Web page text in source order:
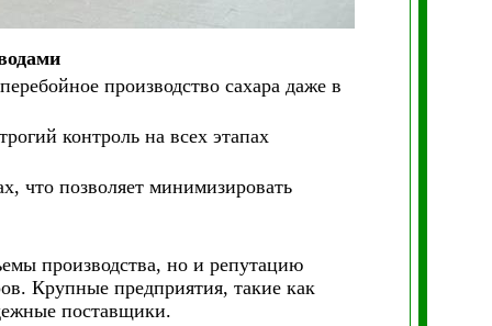
производство сахара даже в
контроль на всех этапах
что позволяет минимизировать
производства, но и репутацию
Крупные предприятия, такие как
поставщики.